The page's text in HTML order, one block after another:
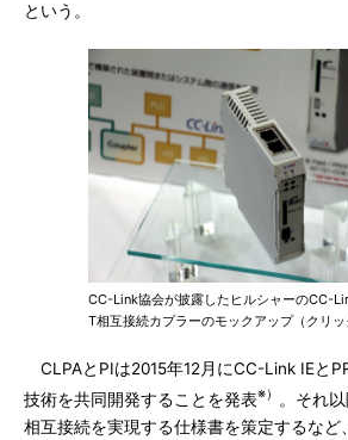
という。
CC-Link協会が披露したヒルシャーのCC-
T相互接続カプラーのモックアップ（クリッ
CLPAとPIは2015年12月にCC-Link IEと
技術を共同開発することを発表※）
。それ
相互接続を実現する仕様書を策定するなど